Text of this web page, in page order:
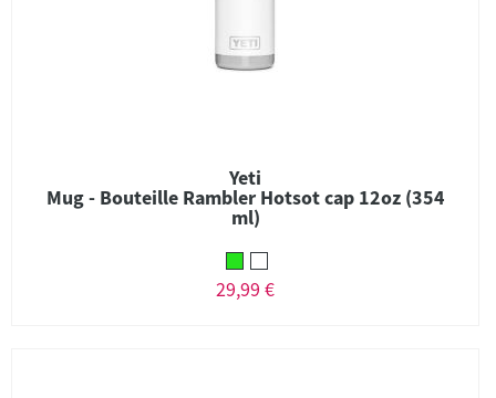
Yeti
Mug - Bouteille Rambler Hotsot cap 12oz (354
ml)
29,99 €